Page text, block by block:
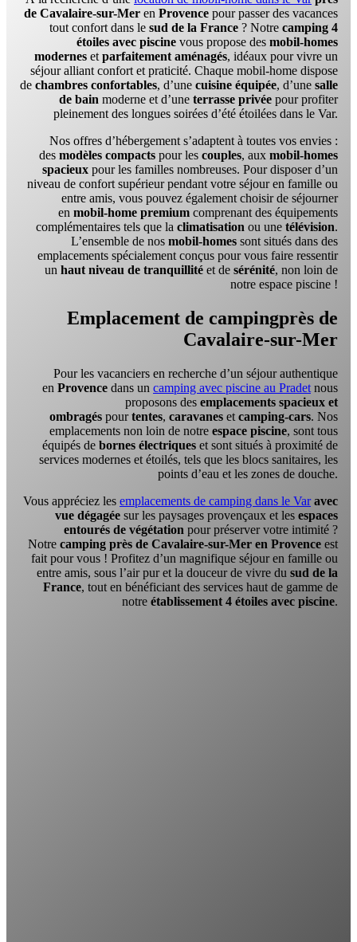
de Cavalaire-sur-Mer en Provence pour passer des vacances
tout confort dans le sud de la France ? Notre camping 4
étoiles avec piscine vous propose des mobil-homes
modernes et parfaitement aménagés, idéaux pour vivre un
séjour alliant confort et praticité. Chaque mobil-home dispose
de chambres confortables, d’une cuisine équipée, d’une salle
de bain moderne et d’une terrasse privée pour profiter
pleinement des longues soirées d’été étoilées dans le Var.
Nos offres d’hébergement s’adaptent à toutes vos envies :
des modèles compacts pour les couples, aux mobil-homes
spacieux pour les familles nombreuses. Pour disposer d’un
niveau de confort supérieur pendant votre séjour en famille ou
entre amis, vous pouvez également choisir de séjourner
en mobil-home premium comprenant des équipements
complémentaires tels que la climatisation ou une télévision.
L’ensemble de nos mobil-homes sont situés dans des
emplacements spécialement conçus pour vous faire ressentir
un haut niveau de tranquillité et de sérénité, non loin de
notre espace piscine !
Emplacement de campingprès de
Cavalaire-sur-Mer
Pour les vacanciers en recherche d’un séjour authentique
en Provence dans un camping avec piscine au Pradet nous
proposons des emplacements spacieux et
ombragés pourtentes, caravanes et camping-cars. Nos
emplacements non loin de notre espace piscine, sont tous
équipés de bornes électriques et sont situés à proximité de
services modernes et étoilés, tels que les blocs sanitaires, les
points d’eau et les zones de douche.
Vous appréciez les emplacements de camping dans le Varavec
vue dégagée sur les paysages provençaux et les espaces
entourés de végétation pour préserver votre intimité ?
Notre camping près de Cavalaire-sur-Mer en Provence est
fait pour vous ! Profitez d’un magnifique séjour en famille ou
entre amis, sous l’air pur et la douceur de vivre du sud de la
France, tout en bénéficiant des services haut de gamme de
notre établissement 4 étoiles avec piscine.